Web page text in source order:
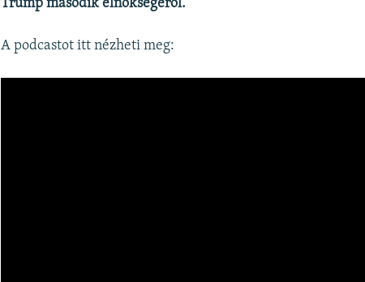
Trump második elnökségéről.
A podcastot itt nézheti meg: